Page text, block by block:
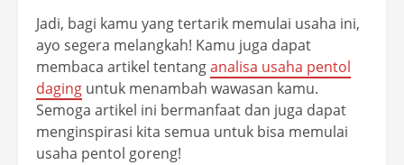
Jadi, bagi kamu yang tertarik memulai usaha ini,
ayo segera melangkah! Kamu juga dapat
membaca artikel tentanganalisa usaha pentol
daging untuk menambah wawasan kamu.
Semoga artikel ini bermanfaat dan juga dapat
menginspirasi kita semua untuk bisa memulai
usaha pentol goreng!